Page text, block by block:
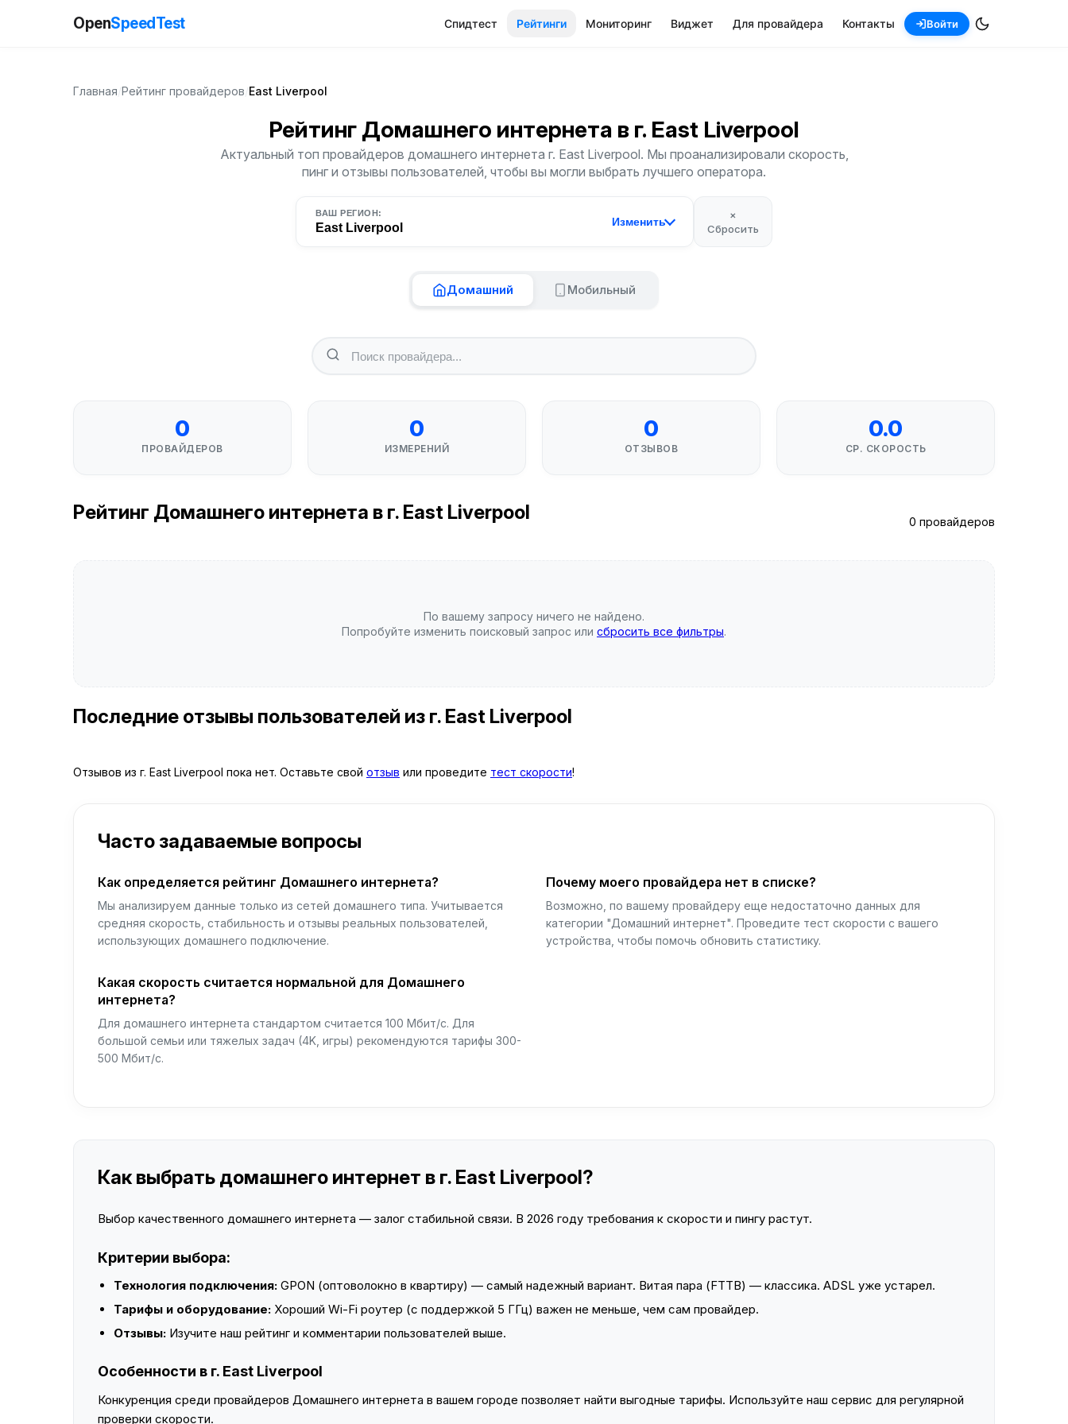
OpenSpeedTest Спидтест Рейтинги Мониторинг Виджет Для провайдера Контакты Войти
Главная Рейтинг провайдеров East Liverpool
Рейтинг Домашнего интернета в г. East Liverpool
Актуальный топ провайдеров домашнего интернета г. East Liverpool. Мы проанализировали скорость,
пинг и отзывы пользователей, чтобы вы могли выбрать лучшего оператора.
ВАШ РЕГИОН:
East Liverpool Изменить
×
Сбросить
Домашний Мобильный
0
ПРОВАЙДЕРОВ
0
ИЗМЕРЕНИЙ
0
ОТЗЫВОВ
0.0
СР. СКОРОСТЬ
Рейтинг Домашнего интернета в г. East Liverpool 0 провайдеров
По вашему запросу ничего не найдено.
Попробуйте изменить поисковый запрос или сбросить все фильтры.
Последние отзывы пользователей из г. East Liverpool
Отзывов из г. East Liverpool пока нет. Оставьте свой отзыв или проведите тест скорости!
Часто задаваемые вопросы
Как определяется рейтинг Домашнего интернета?
Мы анализируем данные только из сетей домашнего типа. Учитывается
средняя скорость, стабильность и отзывы реальных пользователей,
использующих домашнего подключение.
Почему моего провайдера нет в списке?
Возможно, по вашему провайдеру еще недостаточно данных для
категории "Домашний интернет". Проведите тест скорости с вашего
устройства, чтобы помочь обновить статистику.
Какая скорость считается нормальной для Домашнего
интернета?
Для домашнего интернета стандартом считается 100 Мбит/с. Для
большой семьи или тяжелых задач (4K, игры) рекомендуются тарифы 300-
500 Мбит/с.
Как выбрать домашнего интернет в г. East Liverpool?
Выбор качественного домашнего интернета — залог стабильной связи. В 2026 году требования к скорости и пингу растут.
Критерии выбора:
Технология подключения: GPON (оптоволокно в квартиру) — самый надежный вариант. Витая пара (FTTB) — классика. ADSL уже устарел.
Тарифы и оборудование: Хороший Wi-Fi роутер (с поддержкой 5 ГГц) важен не меньше, чем сам провайдер.
Отзывы: Изучите наш рейтинг и комментарии пользователей выше.
Особенности в г. East Liverpool
Конкуренция среди провайдеров Домашнего интернета в вашем городе позволяет найти выгодные тарифы. Используйте наш сервис для регулярной
проверки скорости.